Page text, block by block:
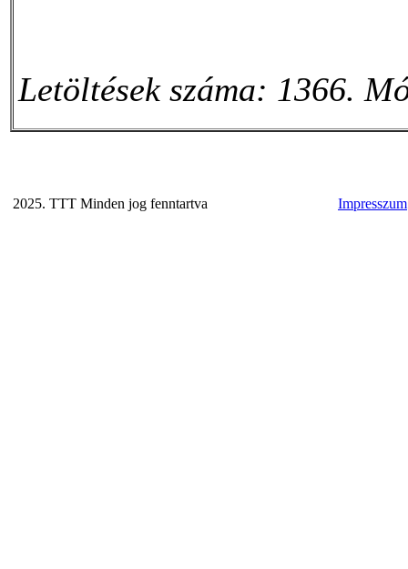
Letöltések száma: 1366.
2025. TTT Minden jog fenntartva Impresszum